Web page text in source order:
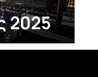
2025